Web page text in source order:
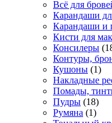
Всё для
Карандаши
Карандаши и
Кисти для
Консилеры
Контуры,
Кушоны (1)
Накладные
Помады,
Пудры (18)
Румяна (1)